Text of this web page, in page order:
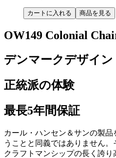
カートに入れる 商品を見る
OW149 Colonial
デンマークデザイン
正統派の体験
最長5年間保証
カール・ハンセン＆サンの製
うことと同義ではありません
クラフトマンシップの長く誇